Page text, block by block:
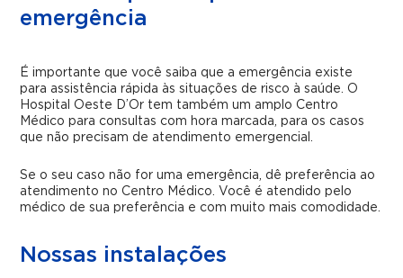
emergência
É importante que você saiba que a emergência existe
para assistência rápida às situações de risco à saúde. O
Hospital Oeste D’Or tem também um amplo Centro
Médico para consultas com hora marcada, para os casos
que não precisam de atendimento emergencial.
Se o seu caso não for uma emergência, dê preferência ao
atendimento no Centro Médico. Você é atendido pelo
médico de sua preferência e com muito mais comodidade.
Nossas instalações